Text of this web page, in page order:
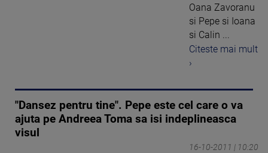
Oana Zavoranu
si Pepe si Ioana
si Calin ...
Citeste mai mult
›
"Dansez pentru tine". Pepe este cel care o va
ajuta pe Andreea Toma sa isi indeplineasca
visul
16-10-2011 | 10:20